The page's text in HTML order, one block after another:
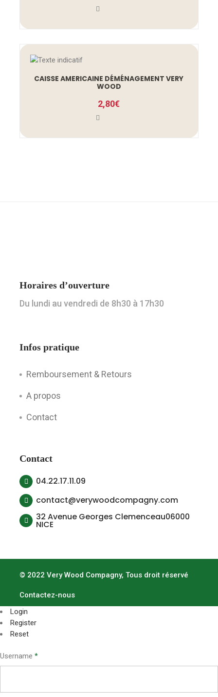
CAISSE AMERICAINE DÉMÉNAGEMENT VERY
WOOD
2,80€
Horaires d’ouverture
Du lundi au vendredi de 8h30 à 17h30
Infos pratique
Remboursement & Retours
A propos
Contact
Contact
04.22.17.11.09
contact@verywoodcompagny.com
32 Avenue Georges Clemenceau06000
NICE
© 2022 Very Wood Compagny, Tous droit réservé
Contactez-nous
Login
Register
Reset
Username *